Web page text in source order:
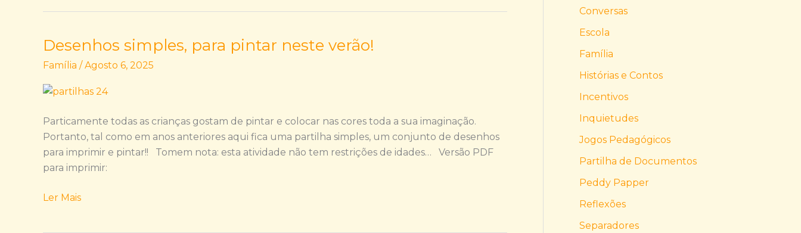
Desenhos simples, para pintar neste verão!
Família / Agosto 6, 2025
Particamente todas as crianças gostam de pintar e colocar nas cores toda a sua imaginação.
Portanto, tal como em anos anteriores aqui fica uma partilha simples, um conjunto de desenhos
para imprimir e pintar!! Tomem nota: esta atividade não tem restrições de idades… Versão PDF
para imprimir:
Desenhos
simples,
pintar
verão!
Ler Mais
Conversas
Escola
Família
Histórias e Contos
Incentivos
Inquietudes
Jogos Pedagógicos
Partilha de Documentos
Peddy Papper
Reflexões
Separadores